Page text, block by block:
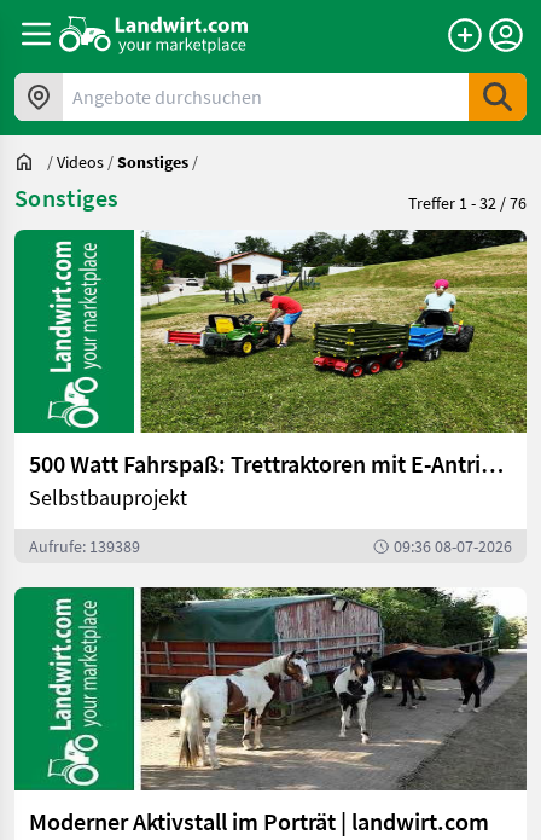
Angebote durchsuchen
/Videos /Sonstiges /
Sonstiges Treffer 1 - 32 / 76
500 Watt Fahrspaß: Trettraktoren mit E-Antrieb | landwirt.com
Selbstbauprojekt
Aufrufe: 139389 09:36 08-07-2026
Moderner Aktivstall im Porträt | landwirt.com